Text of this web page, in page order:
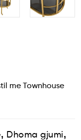
me Townhouse
, Dhoma gjumi,